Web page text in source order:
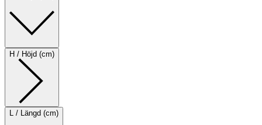
H / Höjd (cm)
L / Längd (cm)